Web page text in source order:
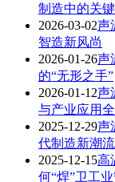
制造中的关
2026-03-02声
智造新风尚
2026-01-26声
的“无形之手”
2026-01-12声
与产业应用
2025-12-29声
代制造新潮流
2025-12-15高
何“焊”卫工